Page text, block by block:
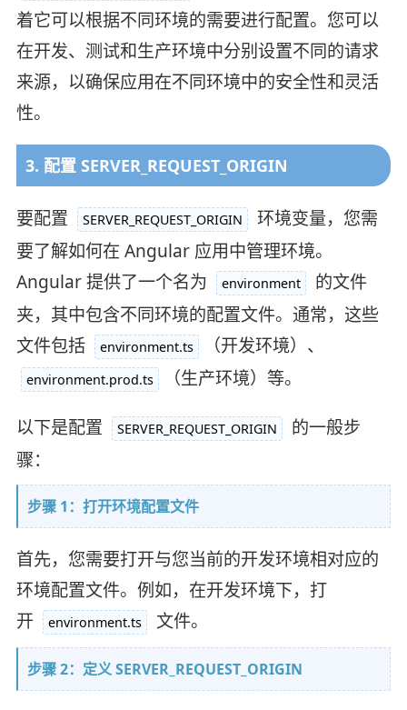
着它可以根据不同环境的需要进行配置。您可以
在开发、测试和生产环境中分别设置不同的请求
来源，以确保应用在不同环境中的安全性和灵活
性。
3. 配置 SERVER_REQUEST_ORIGIN
要配置 SERVER_REQUEST_ORIGIN
环境变量，您需
要了解如何在 Angular 应用中管理环境。
Angular 提供了一个名为
environment
的文件
夹，其中包含不同环境的配置文件。通常，这些
文件包括
environment.ts （开发环境）、
environment.prod.ts （生产环境）等。
以下是配置 SERVER_REQUEST_ORIGIN
的一般步
骤：
步骤 1：打开环境配置文件
首先，您需要打开与您当前的开发环境相对应的
环境配置文件。例如，在开发环境下，打
开
environment.ts 文件。
步骤 2：定义 SERVER_REQUEST_ORIGIN